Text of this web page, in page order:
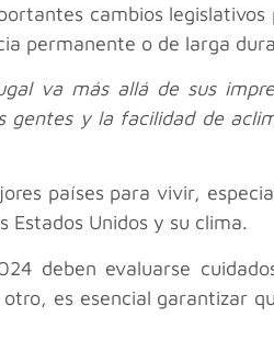
cambios
permanente o de larga
va más allá de sus
y la facilidad de
países para vivir,
Estados Unidos y su clima.
deben evaluarse
es esencial garantizar